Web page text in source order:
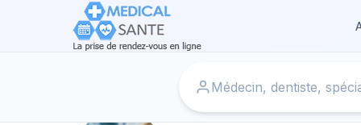
INFIRMIER